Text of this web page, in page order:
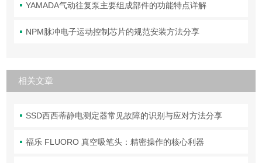
YAMADA气动往复泵主要组成部件的功能特点详解
NPM脉冲电子运动控制芯片的规范安装方法分享
相关文章
SSD西西蒂静电测定器常见故障的识别与应对方法分享
福乐 FLUORO 真空吸笔头：精密操作的核心利器